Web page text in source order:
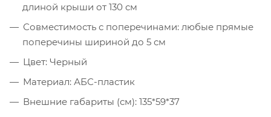
длиной крыши от 130 см
Совместимость с поперечинами: любые прямые
поперечины шириной до 5 см
Цвет: Черный
Материал: АБС-пластик
Внешние габариты (см): 135*59*37